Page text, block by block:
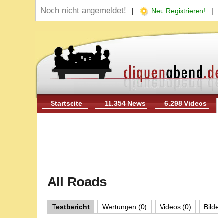
Noch nicht angemeldet! | Neu Registrieren!
Startseite 11.354 News 6.298 Videos
All Roads
Testbericht Wertungen (0) Videos (0)